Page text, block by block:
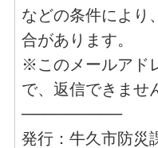
などの条件により
合があります。
※このメールアド
で、返信できませ
─────────
発行：牛久市防災